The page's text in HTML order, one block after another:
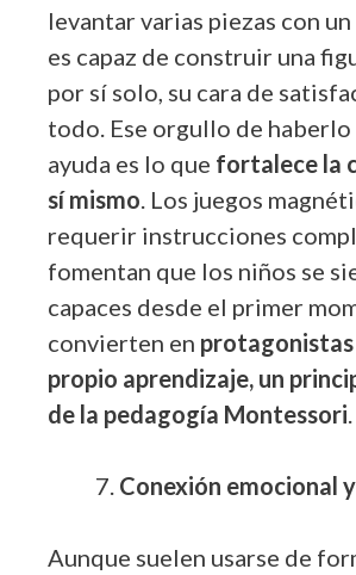
levantar varias piezas con
es capaz de construir una
por sí solo, su cara de
todo. Ese orgullo de
ayuda es lo que fortalece la
sí mismo . Los juegos
requerir instrucciones
fomentan que los niños se
capaces desde el primer
convierten en protagonistas
propio aprendizaje, un
de la pedagogía Montessori
Conexión emocional
Aunque suelen usarse de